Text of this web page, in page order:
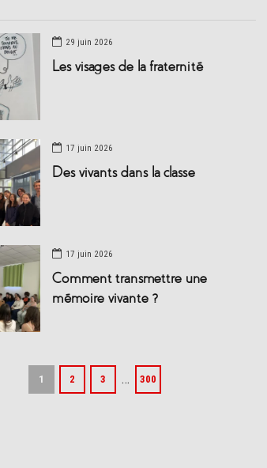
29 juin 2026
Les visages de la fraternité
17 juin 2026
Des vivants dans la classe
17 juin 2026
Comment transmettre une
mémoire vivante ?
1 2 3 … 300